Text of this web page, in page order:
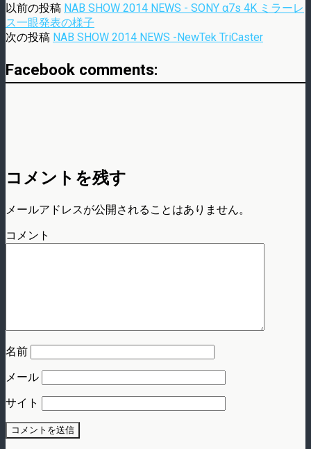
以前の投稿 NAB SHOW 2014 NEWS - SONY α7s 4K ミラーレ
ス一眼発表の様子
次の投稿 NAB SHOW 2014 NEWS -NewTek TriCaster
Facebook comments:
コメントを残す
メールアドレスが公開されることはありません。
コメント
名前
メール
サイト